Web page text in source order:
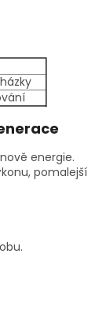
energie.
pomalejší